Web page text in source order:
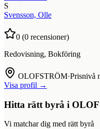
S
Svensson, Olle
0 (0 recensioner)
Redovisning, Bokföring
OLOFSTRÖM·Prisnivå
Visa profil →
Hitta rätt byrå i
Vi matchar dig med rätt byrå